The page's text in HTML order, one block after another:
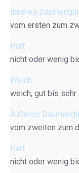
Inneres
vom ersten zum
Hart
nicht oder wenig
Weich
weich, gut bis sehr
Äußeres
vom zweiten zum
Hart
nicht oder wenig